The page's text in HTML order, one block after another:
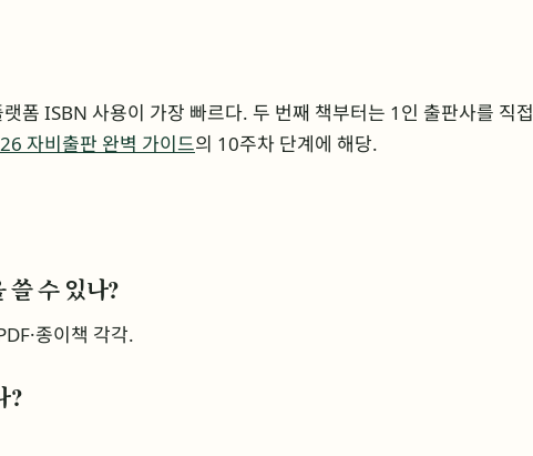
폼 ISBN 사용이 가장 빠르다. 두 번째 책부터는 1인 출판사를 직접
자비출판 완벽 가이드의 10주차 단계에 해당.
쓸 수 있나?
종이책 각각.
?